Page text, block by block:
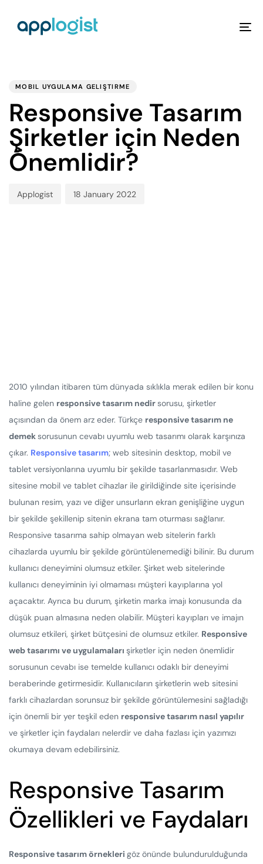
MOBIL UYGULAMA GELIŞTIRME
Responsive Tasarım
Şirketler için Neden
Önemlidir?
Applogist 18 January 2022
2010 yılından itibaren tüm dünyada sıklıkla merak edilen bir konu
haline gelen responsive tasarım nedirsorusu, şirketler
açısından da önem arz eder. Türkçe responsive tasarım ne
demeksorusunun cevabı uyumlu web tasarımı olarak karşınıza
çıkar. Responsive tasarım; web sitesinin desktop, mobil ve
tablet versiyonlarına uyumlu bir şekilde tasarlanmasıdır. Web
sitesine mobil ve tablet cihazlar ile girildiğinde site içerisinde
bulunan resim, yazı ve diğer unsurların ekran genişliğine uygun
bir şekilde şekillenip sitenin ekrana tam oturması sağlanır.
Responsive tasarıma sahip olmayan web sitelerin farklı
cihazlarda uyumlu bir şekilde görüntülenemediği bilinir. Bu durum
kullanıcı deneyimini olumsuz etkiler. Şirket web sitelerinde
kullanıcı deneyiminin iyi olmaması müşteri kayıplarına yol
açacaktır. Ayrıca bu durum, şirketin marka imajı konusunda da
düşük puan almasına neden olabilir. Müşteri kayıpları ve imajın
olumsuz etkileri, şirket bütçesini de olumsuz etkiler. Responsive
web tasarımı ve uygulamaları şirketler için neden önemlidir
sorusunun cevabı ise temelde kullanıcı odaklı bir deneyimi
beraberinde getirmesidir. Kullanıcıların şirketlerin web sitesini
farklı cihazlardan sorunsuz bir şekilde görüntülemesini sağladığı
için önemli bir yer teşkil eden responsive tasarım nasıl yapılır
ve şirketler için faydaları nelerdir ve daha fazlası için yazımızı
okumaya devam edebilirsiniz.
Responsive Tasarım
Özellikleri ve Faydaları
Responsive tasarım örnekleri göz önünde bulundurulduğunda